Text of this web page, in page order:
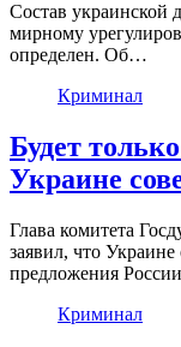
Состав украинской
мирному
определен. Об…
Криминал
Будет
Украине
Глава комитета
заявил, что Украине
предложения
Криминал